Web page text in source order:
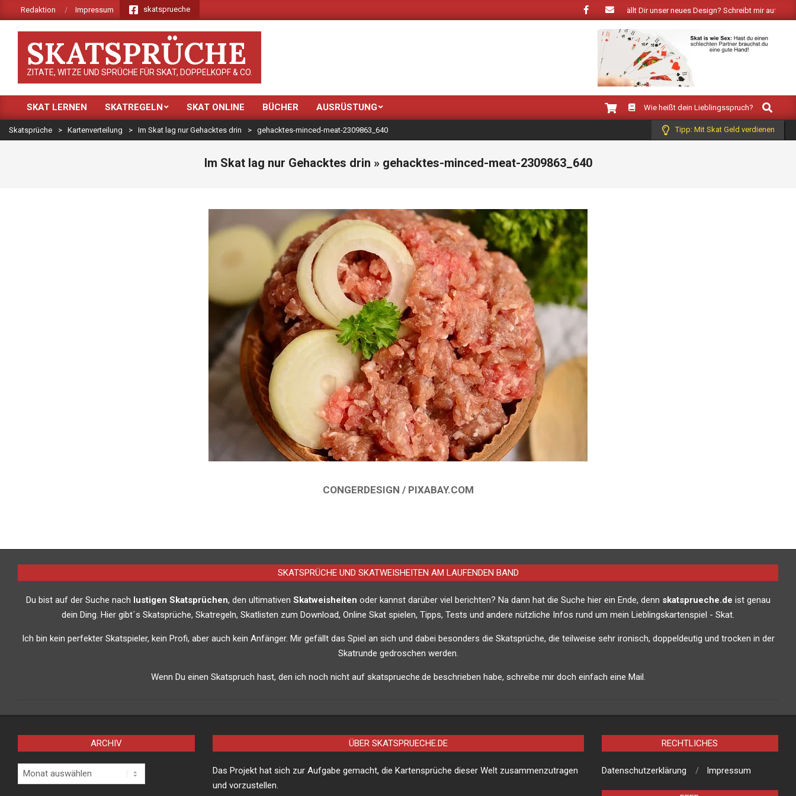
to
Redaktion Impressum skatsprueche Neue Farben bringt der Frühling: Wie gefällt Dir unser neues Design? Schreibt mir auf
SKATSPRÜCHE
ZITATE, WITZE UND SPRÜCHE FÜR SKAT, DOPPELKOPF & CO.
Primary
Navigation
Menu
SKAT LERNEN SKATREGELN SKAT ONLINE BÜCHER AUSRÜSTUNG Wie heißt dein Lieblingsspruch?
Search
Skatsprüche > Kartenverteilung > Im Skat lag nur Gehacktes drin > gehacktes-minced-meat-2309863_640 Tipp: Mit Skat Geld verdienen
Im Skat lag nur Gehacktes drin » gehacktes-minced-meat-2309863_640
CONGERDESIGN / PIXABAY.COM
01-
SKATSPRÜCHE UND SKATWEISHEITEN AM LAUFENDEN BAND
Du bist auf der Suche nach lustigen Skatsprüchen, den ultimativen Skatweisheiten oder kannst darüber viel berichten? Na dann hat die Suche hier ein Ende, denn skatsprueche.de ist genau
dein Ding. Hier gibt´s Skatsprüche, Skatregeln, Skatlisten zum Download, Online Skat spielen, Tipps, Tests und andere nützliche Infos rund um mein Lieblingskartenspiel - Skat.
Ich bin kein perfekter Skatspieler, kein Profi, aber auch kein Anfänger. Mir gefällt das Spiel an sich und dabei besonders die Skatsprüche, die teilweise sehr ironisch, doppeldeutig und trocken in der
Skatrunde gedroschen werden.
Wenn Du einen Skatspruch hast, den ich noch nicht auf skatsprueche.de beschrieben habe, schreibe mir doch einfach eine Mail.
ARCHIV
Archiv
ÜBER SKATSPRUECHE.DE
Das Projekt hat sich zur Aufgabe gemacht, die Kartensprüche dieser Welt zusammenzutragen
und vorzustellen.
RECHTLICHES
Datenschutzerklärung Impressum